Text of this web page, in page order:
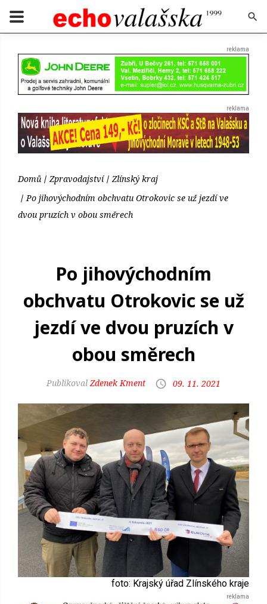
Domů Zpravodajství
Zlínský kraj
Po jihovýchodním obchvatu Otrokovic se už jezdí ve
dvou pruzích v obou směrech
Po jihovýchodním
obchvatu Otrokovic se už
jezdí ve dvou pruzích v
obou směrech
Zdenek Kment 09. 11. 2021
foto: Krajský úřad Zlínského kraje